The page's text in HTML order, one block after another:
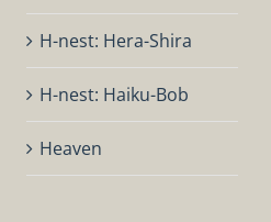
H-nest: Hera-Shira
H-nest: Haiku-Bob
Heaven